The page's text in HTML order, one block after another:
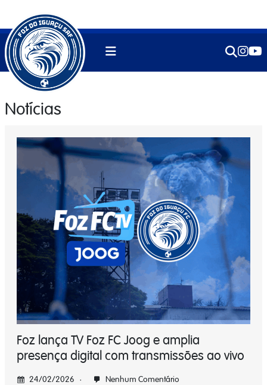
Notícias
Foz lança TV Foz FC Joog e amplia
presença digital com transmissões ao vivo
24/02/2026 Nenhum Comentário